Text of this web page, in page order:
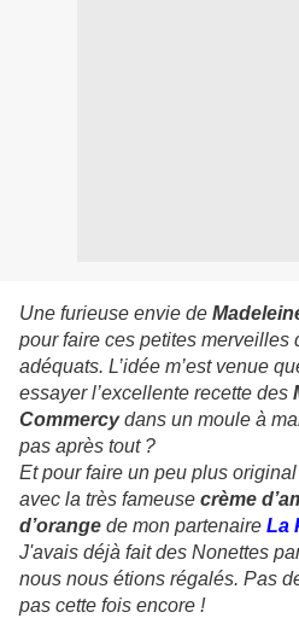
Une furieuse envie de
pour faire ces petites merveilles
adéquats. L’idée m’est venue
essayer l’excellente recette des
Commercydans un moule à
pas après tout ?
Et pour faire un peu plus
avec la très fameuse crème
d’orange de mon partenaire La
J'avais déjà fait des Nonettes
nous nous étions régalés. Pas
pas cette fois encore !